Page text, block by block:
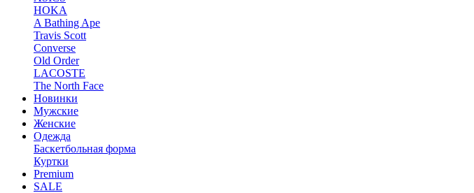
HOKA
A Bathing Ape
Travis Scott
Converse
Old Order
LACOSTE
The North Face
Новинки
Мужские
Женские
Одежда
Баскетбольная форма
Куртки
Premium
SALE